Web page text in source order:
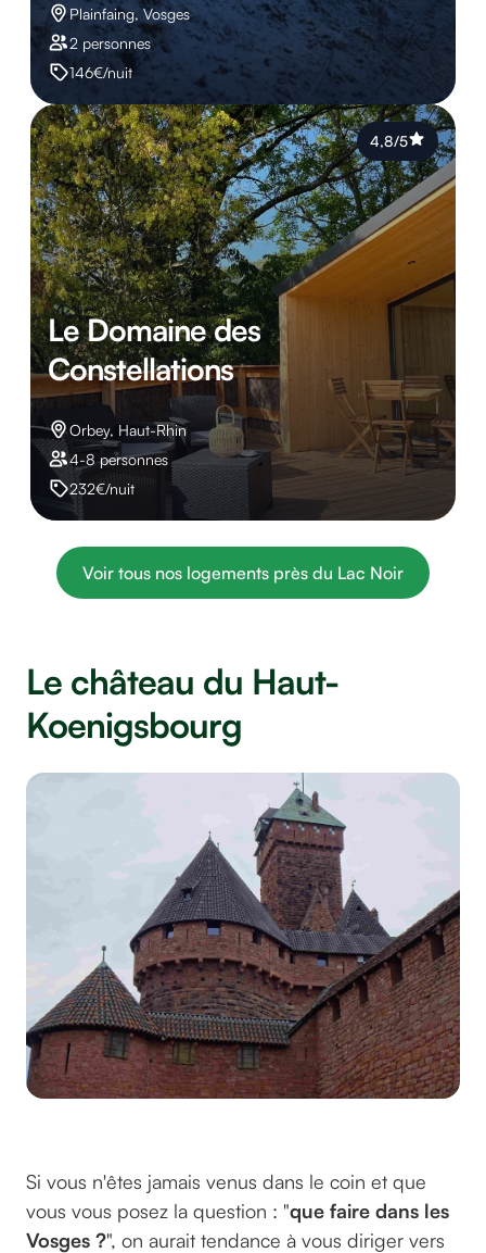
Plainfaing, Vosges
2 personnes
146€/nuit
Le Domaine des
Constellations
Orbey, Haut-Rhin
4-8 personnes
232€/nuit
4,8/5
Voir tous nos logements près du Lac Noir
Le château du Haut-
Koenigsbourg
Si vous n'êtes jamais venus dans le coin et que
vous vous posez la question : "que faire dans les
Vosges ?", on aurait tendance à vous diriger vers